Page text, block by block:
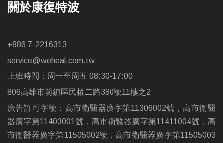
關於康復特波
+886 7-2216313
service@weheal.com.tw
上班時間：周一至周五 08:30-17:00
806高雄市前鎮區民權二路380號11樓之2
廣告許可字號：高市衛醫器廣字第11306002號，高市衛醫
器廣字第11403001號，高市衛醫器廣字第11411004號，高
市衛醫器廣字第11505002號，高市衛醫器廣字第11505003